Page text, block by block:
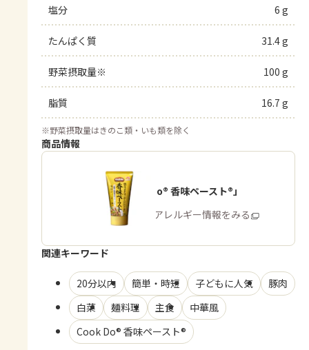
塩分 6 g
たんぱく質 31.4 g
野菜摂取量※ 100 g
脂質 16.7 g
※野菜摂取量はきのこ類・いも類を除く
商品情報
「Cook Do® 香味ペースト®」
商品・アレルギー情報をみる
関連キーワード
20分以内 簡単・時短 子どもに人気
豚肉
白菜
麺料理 主食
中華風
Cook Do® 香味ペースト®